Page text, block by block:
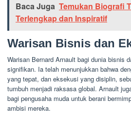
Baca Juga Temukan Biografi
Terlengkap dan Inspiratif
Warisan Bisnis dan
Warisan Bernard Arnault bagi dunia bisnis
signifikan. Ia telah menunjukkan bahwa
yang tepat, dan eksekusi yang disiplin,
tumbuh menjadi raksasa global. Arnault
bagi pengusaha muda untuk berani
ambisi mereka.